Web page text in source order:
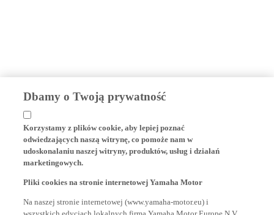
Dbamy o Twoją prywatność
Korzystamy z plików cookie, aby lepiej poznać
odwiedzających naszą witrynę, co pomoże nam w
udoskonalaniu naszej witryny, produktów, usług i działań
marketingowych.
Pliki cookies na stronie internetowej Yamaha Motor
Na naszej stronie internetowej (www.yamaha-motor.eu) i
wszystkich edycjach lokalnych firma Yamaha Motor Europe N.V.